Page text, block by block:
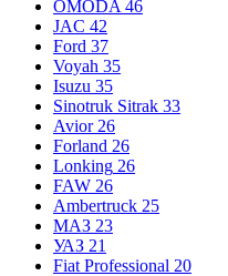
OMODA 46
JAC 42
Ford 37
Voyah 35
Isuzu 35
Sinotruk Sitrak 33
Avior 26
Forland 26
Lonking 26
FAW 26
Ambertruck 25
МАЗ 23
УАЗ 21
Fiat Professional 20